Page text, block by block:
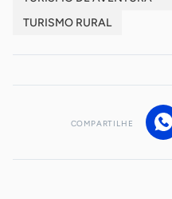
TURISMO RURAL
COMPARTILHE